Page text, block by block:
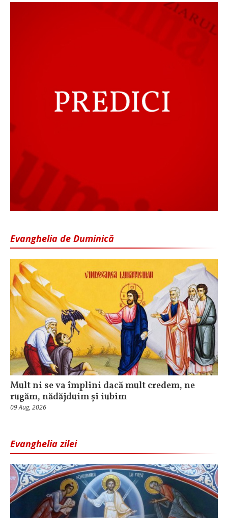
Evanghelia de Duminică
Mult ni se va împlini dacă mult credem, ne
rugăm, nădăjduim și iubim
09 Aug, 2026
Evanghelia zilei